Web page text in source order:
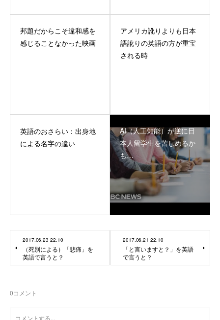
邦題だからこそ違和感を
感じることなかった映画
アメリカ訛りよりも日本
語訛りの英語の方が重宝
される時
英語のおさらい：出身地
による名字の違い
AI（人工知能）が逆に日
本人留学生を苦しめるか
も…
2017.06.23 22:10
（死別による）「悲痛」を
英語で言うと？
2017.06.21 22:10
「と言いますと？」を英語
で言うと？
0コメント